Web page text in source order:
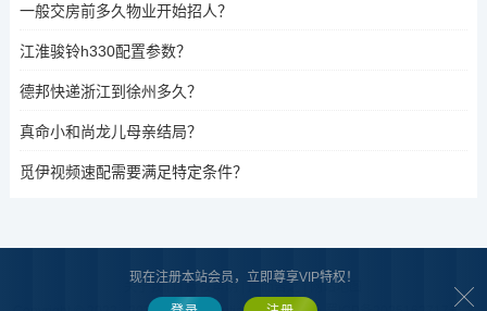
一般交房前多久物业开始招人？
江淮骏铃h330配置参数？
德邦快递浙江到徐州多久？
真命小和尚龙儿母亲结局？
觅伊视频速配需要满足特定条件？
关于我们| 版权声明 |广而告之 |网站地图
现在注册本站会员，立即尊享VIP特权！